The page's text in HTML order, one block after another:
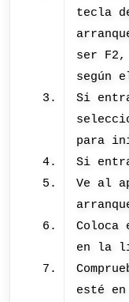
tecla
ser
según
Si
para
Si
Ve al
Coloca
en la
esté